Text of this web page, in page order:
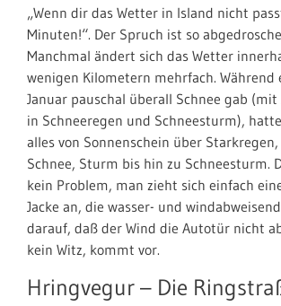
„Wenn dir das Wetter in Island nicht
Minuten!“. Der Spruch ist so
Manchmal ändert sich das Wetter
wenigen Kilometern mehrfach. Während
Januar pauschal überall Schnee gab
in Schneeregen und Schneesturm),
alles von Sonnenschein über Starkregen,
Schnee, Sturm bis hin zu Schneesturm.
kein Problem, man zieht sich einfach
Jacke an, die wasser- und
darauf, daß der Wind die Autotür nicht
kein Witz, kommt vor.
Hringvegur – Die